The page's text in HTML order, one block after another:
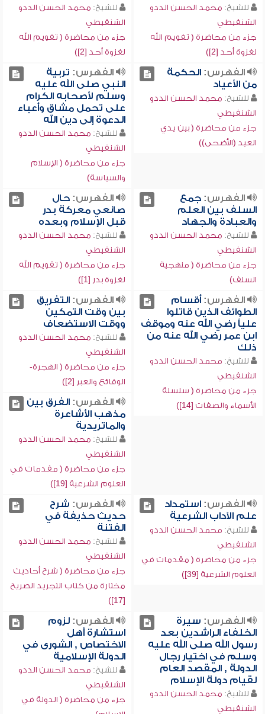
للشيخ: محمد الحسن الددو
الشنقيطي
جزء من محاضرة ( تقويم الله
لغزوة أحد [2])
للشيخ: محمد الحسن الددو
الشنقيطي
جزء من محاضرة ( تقويم الله
لغزوة أحد [2])
الفهرس:الحكمة
من الأعياد
للشيخ: محمد الحسن الددو
الشنقيطي
جزء من محاضرة ( بين يدي
العيد (الأضحى))
الفهرس: تربية
النبي صلى الله عليه
وسلم لأصحابه الكرام
على تحمل مشاق وأعباء
الدعوة إلى دين الله
للشيخ: محمد الحسن الددو
الشنقيطي
جزء من محاضرة ( الإسلام
والسياسة)
الفهرس:جمع
السلف بين العلم
والعبادة والجهاد
للشيخ: محمد الحسن الددو
الشنقيطي
جزء من محاضرة ( منهجية
السلف)
الفهرس:حال
صانعي معركة بدر
قبل الإسلام وبعده
للشيخ: محمد الحسن الددو
الشنقيطي
جزء من محاضرة ( تقويم الله
لغزوة بدر [1])
الفهرس:أقسام
الطوائف الذين قاتلوا
علياً رضي الله عنه وموقف
ابن عمر رضي الله عنه من
ذلك
للشيخ: محمد الحسن الددو
الشنقيطي
جزء من محاضرة ( سلسلة
الأسماء والصفات [14])
الفهرس:التفريق
بين وقت التمكين
ووقت الاستضعاف
للشيخ: محمد الحسن الددو
الشنقيطي
جزء من محاضرة ( الهجرة-
الوقائع والعبر [2])
الفهرس:الفرق بين
مذهب الأشاعرة
والماتريدية
للشيخ: محمد الحسن الددو
الشنقيطي
جزء من محاضرة ( مقدمات في
العلوم الشرعية [19])
الفهرس:استمداد
علم الآداب الشرعية
للشيخ: محمد الحسن الددو
الشنقيطي
جزء من محاضرة ( مقدمات في
العلوم الشرعية [39])
الفهرس: شرح
حديث حذيفة في
الفتنة
للشيخ: محمد الحسن الددو
الشنقيطي
جزء من محاضرة ( شرح أحاديث
مختارة من كتاب التجريد الصريح
[17])
الفهرس: سيرة
الخلفاء الراشدين بعد
رسول الله صلى الله عليه
وسلم في اختيار رجال
الدولة , المقصد العام
لقيام دولة الإسلام
للشيخ: محمد الحسن الددو
الشنقيطي
الفهرس:لزوم
استشارة أهل
الاختصاص , الشورى في
الدولة الإسلامية
للشيخ: محمد الحسن الددو
الشنقيطي
جزء من محاضرة ( الدولة في